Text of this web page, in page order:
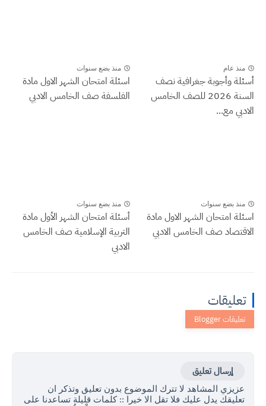
منذ عام
أسئلة وأجوبة جغرافية نصف
السنة 2026 للصف الخامس
الادبي مع...
منذ بضع سنوات
اسئلة امتحان الشهر الاول مادة
الفلسفة صف الخامس الادبي
منذ بضع سنوات
اسئلة امتحان الشهر الاول مادة
الاقتصاد صف الخامس الادبي
منذ بضع سنوات
أسئلة امتحان الشهر الأول مادة
التربية الإسلامية صف الخامس
الادبي
تعليقات
إرسال تعليق
عزيزي المشاهد لا تترك الموضوع بدون تعليق وتذكر ان
تعليقك يدل عليك فلا تقل الا خيرا :: كلمات قليلة تساعدنا على